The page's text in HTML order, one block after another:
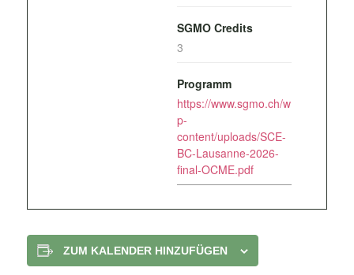
SGMO Credits
3
Programm
https://www.sgmo.ch/w
p-
content/uploads/SCE-
BC-Lausanne-2026-
final-OCME.pdf
ZUM KALENDER HINZUFÜGEN